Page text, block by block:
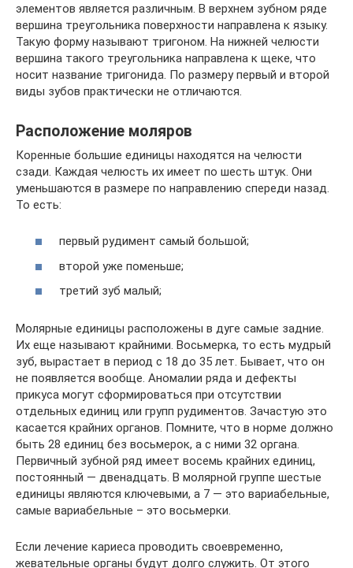
элементов является различным. В верхнем зубном ряде
вершина треугольника поверхности направлена к языку.
Такую форму называют тригоном. На нижней челюсти
вершина такого треугольника направлена к щеке, что
носит название тригонида. По размеру первый и второй
виды зубов практически не отличаются.
Расположение моляров
Коренные большие единицы находятся на челюсти
сзади. Каждая челюсть их имеет по шесть штук. Они
уменьшаются в размере по направлению спереди назад.
То есть:
первый рудимент самый большой;
второй уже поменьше;
третий зуб малый;
Молярные единицы расположены в дуге самые задние.
Их еще называют крайними. Восьмерка, то есть мудрый
зуб, вырастает в период с 18 до 35 лет. Бывает, что он
не появляется вообще. Аномалии ряда и дефекты
прикуса могут сформироваться при отсутствии
отдельных единиц или групп рудиментов. Зачастую это
касается крайних органов. Помните, что в норме должно
быть 28 единиц без восьмерок, а с ними 32 органа.
Первичный зубной ряд имеет восемь крайних единиц,
постоянный — двенадцать. В молярной группе шестые
единицы являются ключевыми, а 7 — это вариабельные,
самые вариабельные – это восьмерки.
Если лечение кариеса проводить своевременно,
жевательные органы будут долго служить. От этого